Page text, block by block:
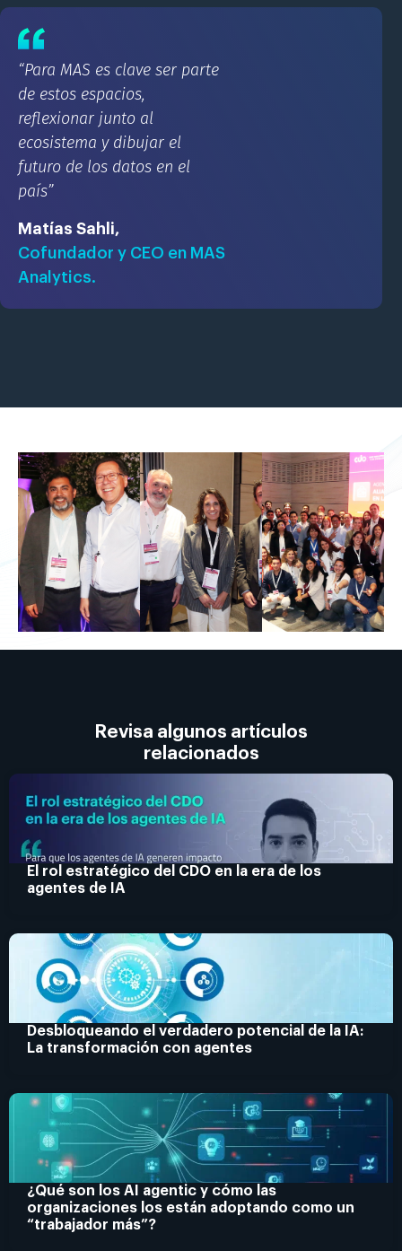
“Para MAS es clave ser parte
de estos espacios,
reflexionar junto al
ecosistema y dibujar el
futuro de los datos en el
país”
Matías Sahli,
Cofundador y CEO en MAS
Analytics.
Revisa algunos artículos
relacionados
El rol estratégico del CDO en la era de los
agentes de IA
Desbloqueando el verdadero potencial de la IA:
La transformación con agentes
¿Qué son los AI agentic y cómo las
organizaciones los están adoptando como un
“trabajador más”?